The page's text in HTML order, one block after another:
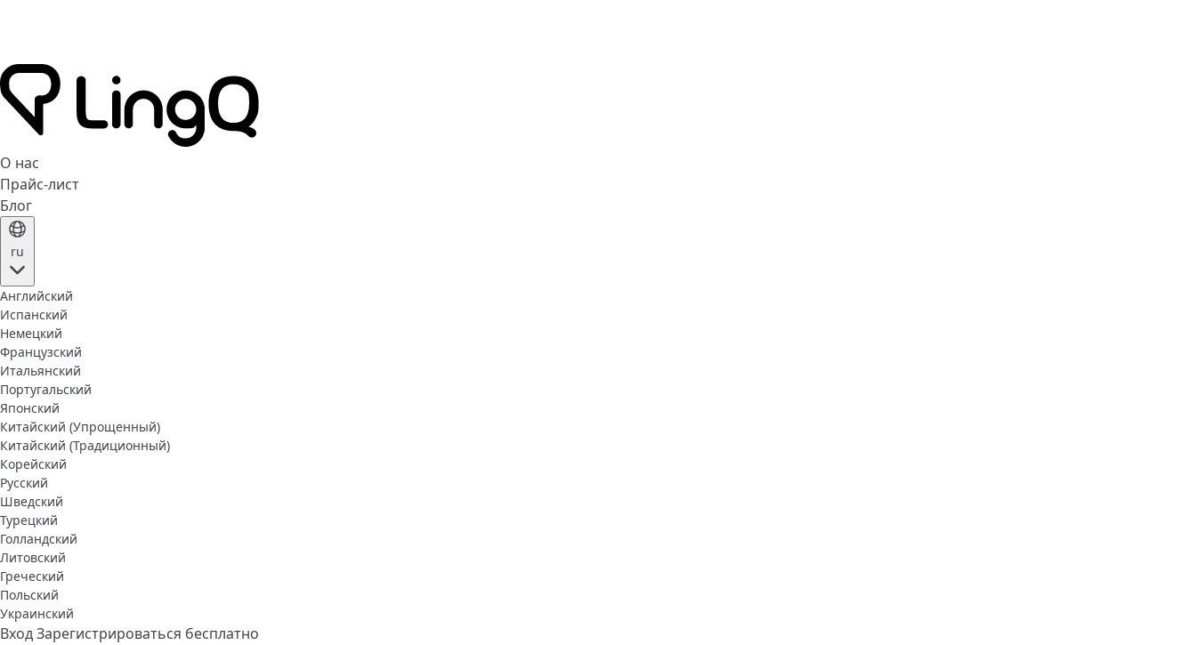
О нас
Прайс-лист
Блог
ru
Английский
Испанский
Немецкий
Французский
Итальянский
Португальский
Японский
Китайский (Упрощенный)
Китайский (Традиционный)
Корейский
Русский
Шведский
Турецкий
Голландский
Литовский
Греческий
Польский
Украинский
ВходЗарегистрироваться бесплатно